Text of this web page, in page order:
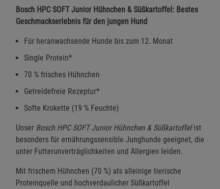
Bosch HPC SOFT Junior Hühnchen & Süßkartoffel: Bestes
Geschmackserlebnis für den jungen Hund
Für heranwachsende Hunde bis zum 12. Monat
Single Protein*
70 % frisches Hühnchen
Getreidefreie Rezeptur*
Softe Krokette (19 % Feuchte)
Unser Bosch HPC SOFT Junior Hühnchen & Süßkartoffelist
besonders für ernährungssensible Junghunde geeignet, die
unter Futterunverträglichkeiten und Allergien leiden.
Mit frischem Hühnchen (70 %) als alleinige tierische
Proteinquelle und hochverdaulicher Süßkartoffel